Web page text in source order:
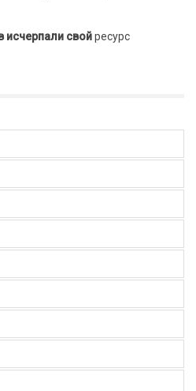
исчерпали свойресурс